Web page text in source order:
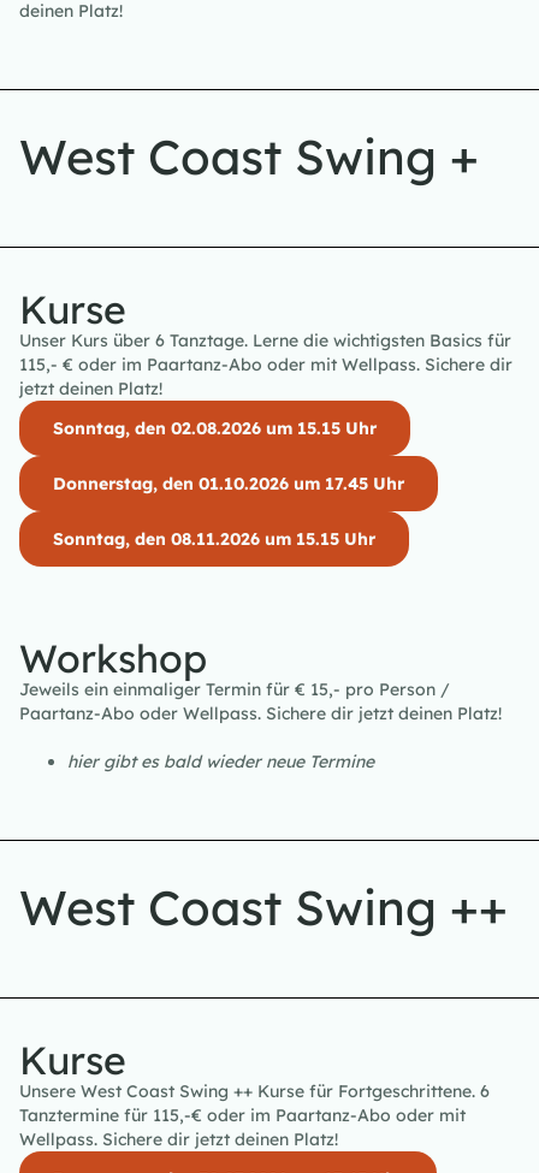
deinen Platz!
West Coast Swing +
Kurse
Unser Kurs über 6 Tanztage. Lerne die wichtigsten Basics für
115,- € oder im Paartanz-Abo oder mit Wellpass. Sichere dir
jetzt deinen Platz!
Sonntag, den 02.08.2026 um 15.15 Uhr
Donnerstag, den 01.10.2026 um 17.45 Uhr
Sonntag, den 08.11.2026 um 15.15 Uhr
Workshop
Jeweils ein einmaliger Termin für € 15,- pro Person /
Paartanz-Abo oder Wellpass. Sichere dir jetzt deinen Platz!
hier gibt es bald wieder neue Termine
West Coast Swing ++
Kurse
Unsere West Coast Swing ++ Kurse für Fortgeschrittene. 6
Tanztermine für 115,-€ oder im Paartanz-Abo oder mit
Wellpass. Sichere dir jetzt deinen Platz!